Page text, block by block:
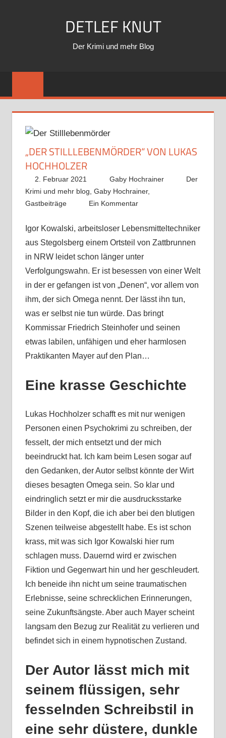
DETLEF KNUT
Der Krimi und mehr Blog
„DER STILLLEBENMÖRDER“ VON LUKAS
HOCHHOLZER
2. Februar 2021 Gaby Hochrainer
Der
Krimi und mehr blog, Gaby Hochrainer,
Gastbeiträge
Ein Kommentar
Igor Kowalski, arbeitsloser Lebensmitteltechniker
aus Stegolsberg einem Ortsteil von Zattbrunnen
in NRW leidet schon länger unter
Verfolgungswahn. Er ist besessen von einer Welt
in der er gefangen ist von „Denen“, vor allem von
ihm, der sich Omega nennt. Der lässt ihn tun,
was er selbst nie tun würde. Das bringt
Kommissar Friedrich Steinhofer und seinen
etwas labilen, unfähigen und eher harmlosen
Praktikanten Mayer auf den Plan…
Eine krasse Geschichte
Lukas Hochholzer schafft es mit nur wenigen
Personen einen Psychokrimi zu schreiben, der
fesselt, der mich entsetzt und der mich
beeindruckt hat. Ich kam beim Lesen sogar auf
den Gedanken, der Autor selbst könnte der Wirt
dieses besagten Omega sein. So klar und
eindringlich setzt er mir die ausdrucksstarke
Bilder in den Kopf, die ich aber bei den blutigen
Szenen teilweise abgestellt habe. Es ist schon
krass, mit was sich Igor Kowalski hier rum
schlagen muss. Dauernd wird er zwischen
Fiktion und Gegenwart hin und her geschleudert.
Ich beneide ihn nicht um seine traumatischen
Erlebnisse, seine schrecklichen Erinnerungen,
seine Zukunftsängste. Aber auch Mayer scheint
langsam den Bezug zur Realität zu verlieren und
befindet sich in einem hypnotischen Zustand.
Der Autor lässt mich mit
seinem flüssigen, sehr
fesselnden Schreibstil in
eine sehr düstere, dunkle